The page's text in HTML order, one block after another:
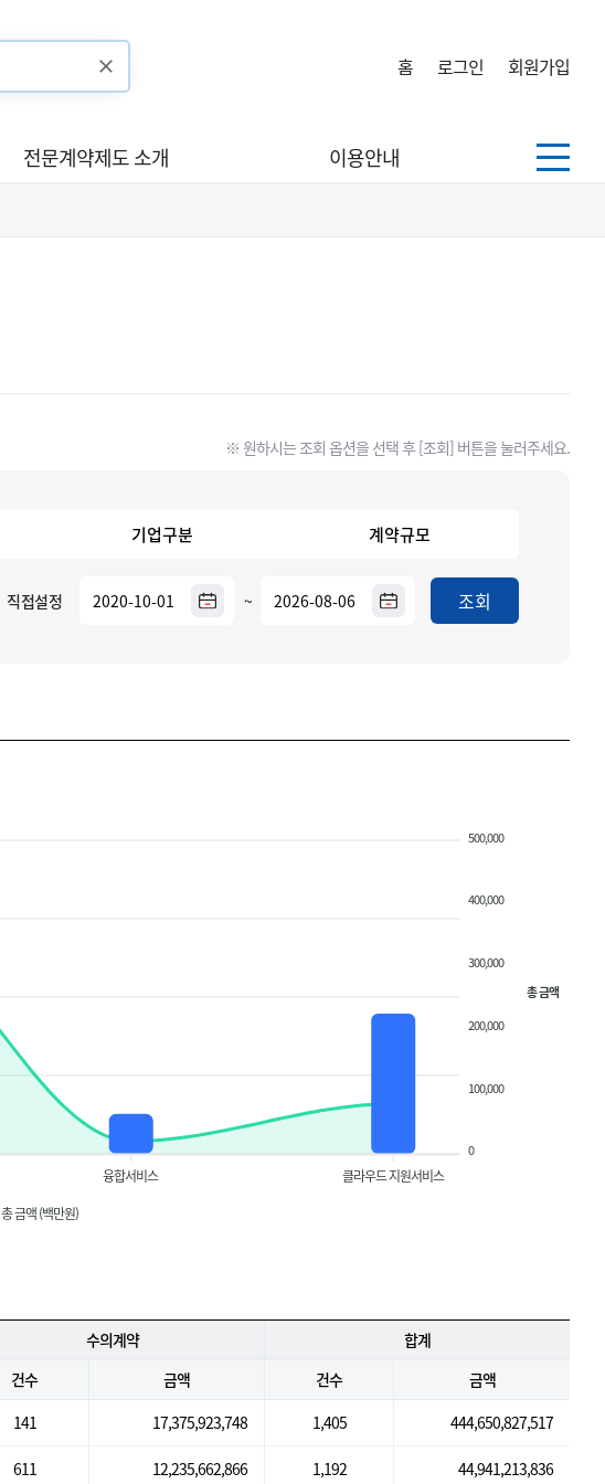
홈 로그인 회원가입
전문계약제도 소개 이용안내
※ 원하시는 조회 옵션을 선택 후 [조회] 버튼을 눌러주세요.
기업구분 계약규모
직접설정 ~ 조회
총 금액 (백만원)
융합서비스 클라우드 지원서비스
500,000
400,000
300,000
200,000
100,000
0
총 금액
수의계약
합계
건수 금액 건수
금액
141 17,375,923,748 1,405 444,650,827,517
611 12,235,662,866 1,192 44,941,213,836